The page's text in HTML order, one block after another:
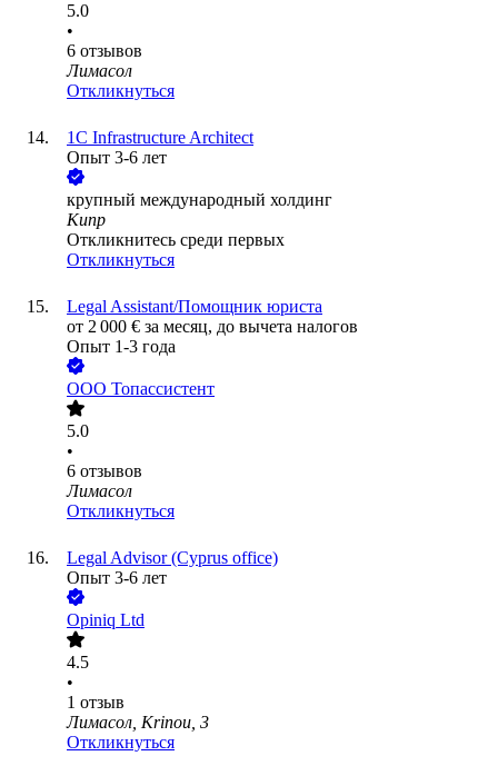
5.0
•
6 отзывов
Лимасол
Откликнуться
1C Infrastructure Architect
Опыт 3-6 лет
крупный международный холдинг
Кипр
Откликнитесь среди первых
Откликнуться
Legal Assistant/Помощник юриста
от 2 000 € за месяц, до вычета налогов
Опыт 1-3 года
ООО Топассистент
5.0
•
6 отзывов
Лимасол
Откликнуться
Legal Advisor (Cyprus office)
Опыт 3-6 лет
Opiniq Ltd
4.5
•
1 отзыв
Лимасол, Krinou, 3
Откликнуться